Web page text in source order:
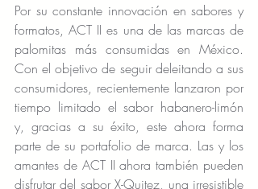
Por su constante innovación en sabores y
formatos, ACT II es una de las marcas de
palomitas más consumidas en México.
Con el objetivo de seguir deleitando a sus
consumidores, recientemente lanzaron por
tiempo limitado el sabor habanero-limón
y, gracias a su éxito, este ahora forma
parte de su portafolio de marca. Las y los
amantes de ACT II ahora también pueden
disfrutar del sabor X-Quitez, una irresistible